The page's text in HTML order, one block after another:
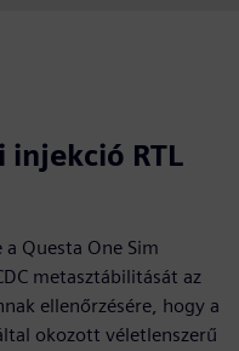
injekció RTL
Questa One Sim
metasztábilitását az
ellenőrzésére, hogy a
okozott véletlenszerű